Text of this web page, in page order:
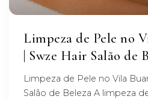
Limpeza de Pele no
| Swze Hair Salão de
Limpeza de Pele no Vila
Salão de Beleza A limpeza